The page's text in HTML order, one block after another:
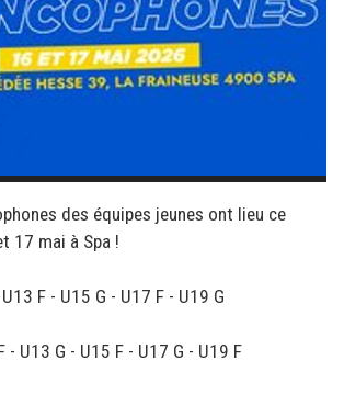
des équipes jeunes ont lieu ce
17 mai à Spa !
F - U15 G - U17 F - U19 G
- U13 G - U15 F - U17 G - U19 F